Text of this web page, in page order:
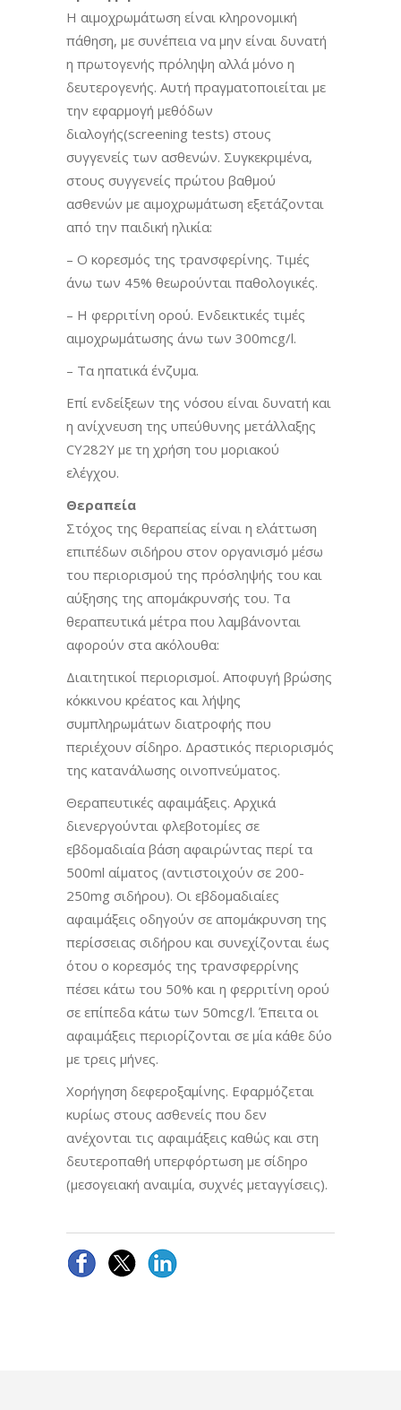
Η αιμοχρωμάτωση είναι κληρονομική
πάθηση, με συνέπεια να μην είναι δυνατή
η πρωτογενής πρόληψη αλλά μόνο η
δευτερογενής. Αυτή πραγματοποιείται με
την εφαρμογή μεθόδων
διαλογής(screening tests) στους
συγγενείς των ασθενών. Συγκεκριμένα,
στους συγγενείς πρώτου βαθμού
ασθενών με αιμοχρωμάτωση εξετάζονται
από την παιδική ηλικία:
– Ο κορεσμός της τρανσφερίνης. Τιμές
άνω των 45% θεωρούνται παθολογικές.
– Η φερριτίνη ορού. Ενδεικτικές τιμές
αιμοχρωμάτωσης άνω των 300mcg/l.
– Τα ηπατικά ένζυμα.
Επί ενδείξεων της νόσου είναι δυνατή και
η ανίχνευση της υπεύθυνης μετάλλαξης
CY282Y με τη χρήση του μοριακού
ελέγχου.
Θεραπεία
Στόχος της θεραπείας είναι η ελάττωση
επιπέδων σιδήρου στον οργανισμό μέσω
του περιορισμού της πρόσληψής του και
αύξησης της απομάκρυνσής του. Τα
θεραπευτικά μέτρα που λαμβάνονται
αφορούν στα ακόλουθα:
Διαιτητικοί περιορισμοί. Αποφυγή βρώσης
κόκκινου κρέατος και λήψης
συμπληρωμάτων διατροφής που
περιέχουν σίδηρο. Δραστικός περιορισμός
της κατανάλωσης οινοπνεύματος.
Θεραπευτικές αφαιμάξεις. Αρχικά
διενεργούνται φλεβοτομίες σε
εβδομαδιαία βάση αφαιρώντας περί τα
500ml αίματος (αντιστοιχούν σε 200-
250mg σιδήρου). Οι εβδομαδιαίες
αφαιμάξεις οδηγούν σε απομάκρυνση της
περίσσειας σιδήρου και συνεχίζονται έως
ότου ο κορεσμός της τρανσφερρίνης
πέσει κάτω του 50% και η φερριτίνη ορού
σε επίπεδα κάτω των 50mcg/l. Έπειτα οι
αφαιμάξεις περιορίζονται σε μία κάθε δύο
με τρεις μήνες.
Χορήγηση δεφεροξαμίνης. Εφαρμόζεται
κυρίως στους ασθενείς που δεν
ανέχονται τις αφαιμάξεις καθώς και στη
δευτεροπαθή υπερφόρτωση με σίδηρο
(μεσογειακή αναιμία, συχνές μεταγγίσεις).